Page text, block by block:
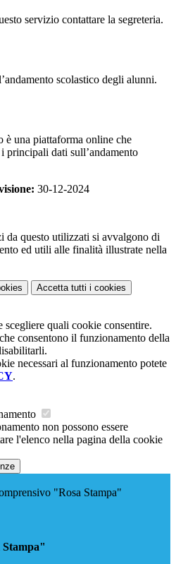
servizio contattare la segreteria.
scolastico degli alunni.
è una piattaforma online che
principali dati sull’andamento
30-12-2024
da questo utilizzati si avvalgono di
ed utili alle finalità illustrate nella
Accetta tutti i cookies
scegliere quali cookie consentire.
consentono il funzionamento della
necessari al funzionamento potete
.
non possono essere
l'elenco nella pagina della cookie
"Rosa Stampa"